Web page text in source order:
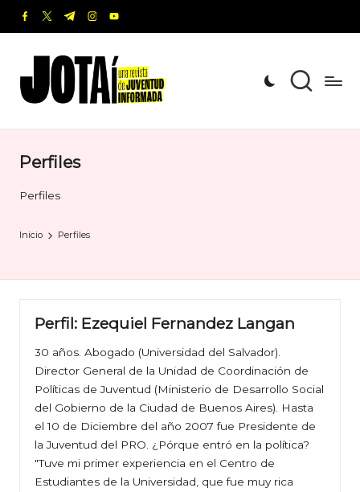
Saltar
contenido
facebook.com
twitter.com
t.me instagram.com
youtube.com
o
a
revista
de
Perfiles
Perfiles
Inicio Perfiles
Perfil: Ezequiel Fernandez Langan
30 años. Abogado (Universidad del Salvador).
Director General de la Unidad de Coordinación de
Políticas de Juventud (Ministerio de Desarrollo Social
del Gobierno de la Ciudad de Buenos Aires). Hasta
el 10 de Diciembre del año 2007 fue Presidente de
la Juventud del PRO. ¿Pórque entró en la política?
"Tuve mi primer experiencia en el Centro de
Estudiantes de la Universidad, que fue muy rica